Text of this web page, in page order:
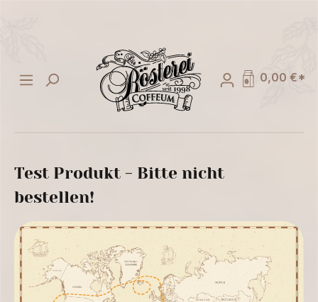
0,00 €*
Test Produkt - Bitte nicht
bestellen!